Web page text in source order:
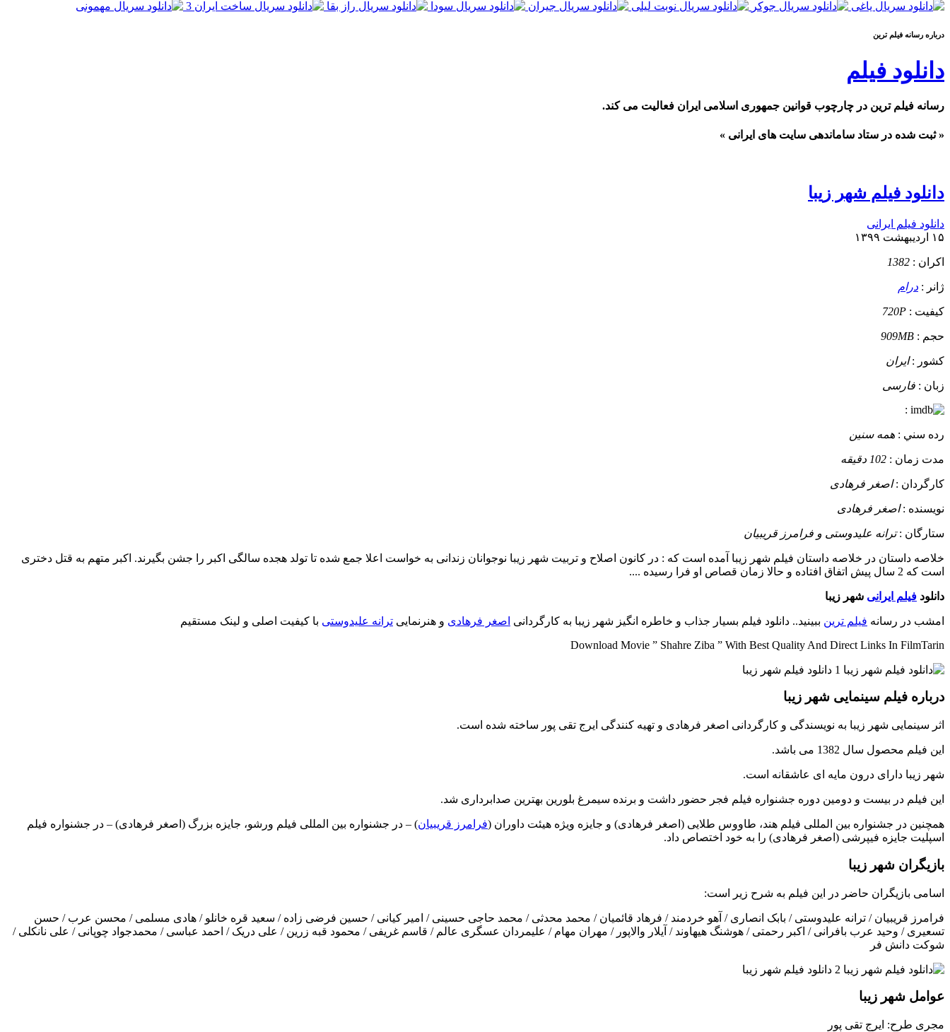
درباره رسانه فيلم ترين
دانلود فیلم
رسانه فیلم ترین در چارچوب قوانین جمهوری اسلامی ایران فعالیت می کند.
« ثبت شده در ستاد ساماندهی سایت های ایرانی »
دانلود فیلم شهر زیبا
دانلود فیلم ایرانی
۱۵ اردیبهشت ۱۳۹۹
اکران : 1382
ژانر : درام
کيفيت : 720P
حجم : 909MB
کشور :ایران
زبان : فارسی
:
رده سني : همه سنین
مدت زمان : 102 دقیقه
کارگردان :اصغر فرهادی
نويسنده :اصغر فرهادی
ستارگان :ترانه علیدوستی و فرامرز قریبیان
خلاصه داستان در خلاصه داستان فیلم شهر زیبا آمده است که : در کانون اصلاح و تربیت شهر زیبا نوجوانان زندانی به خواست اعلا جمع شده تا تولد هجده سالگی اکبر را جشن بگیرند. اکبر متهم به قتل دختری
است که 2 سال پیش اتفاق افتاده و حالا زمان قصاص او فرا رسیده ....
دانلود فیلم ایرانی شهر زیبا
امشب در رسانه فیلم ترین ببینید.. دانلود فیلم بسیار جذاب و خاطره انگیز شهر زیبا به کارگردانی اصغر فرهادی و هنرنمایی ترانه علیدوستی با کیفیت اصلی و لینک مستقیم
Download Movie ” Shahre Ziba ” With Best Quality And Direct Links In FilmTarin
درباره فیلم سینمایی شهر زیبا
اثر سینمایی شهر زیبا به نویسندگی و کارگردانی اصغر فرهادی و تهیه کنندگی ایرج تقی پور ساخته شده است.
این فیلم محصول سال 1382 می باشد.
شهر زیبا دارای درون مایه ای عاشقانه است.
این فیلم در بیست و دومین دوره جشنواره فیلم فجر حضور داشت و برنده سیمرغ بلورین بهترین صدابرداری شد.
همچنین در جشنواره بین المللی فیلم هند، طاووس طلایی (اصغر فرهادی) و جایزه ویژه هیئت داوران (فرامرز قریبیان) – در جشنواره بین المللی فیلم ورشو، جایزه بزرگ (اصغر فرهادی) – در جشنواره فیلم
اسپلیت جایزه فیپرشی (اصغر فرهادی) را به خود اختصاص داد.
بازیگران شهر زیبا
اسامی بازیگران حاضر در این فیلم به شرح زیر است:
فرامرز قریبیان / ترانه علیدوستی / بابک انصاری / آهو خردمند / فرهاد قائمیان / محمد محدثی / محمد حاجی حسینی / امیر کیانی / حسین فرضی زاده / سعید قره خانلو / هادی مسلمی / محسن عرب / حسن
تسعیری / وحید عرب بافرانی / اکبر رحمتی / هوشنگ هیهاوند / آیلار والاپور / مهران مهام / علیمردان عسگری عالم / قاسم غریفی / محمود قبه زرین / علی دریک / احمد عباسی / محمدجواد چوپانی / علی نانکلی /
شوکت دانش فر
عوامل شهر زیبا
مجری طرح: ایرج تقی پور